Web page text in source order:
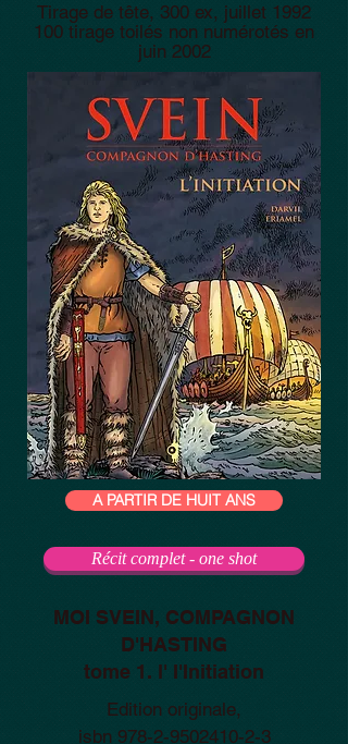
Tirage de tête, 300 ex, juillet 1992
100 tirage toilés non numérotés en
juin 2002
A PARTIR DE HUIT ANS
Récit complet - one shot
MOI SVEIN, COMPAGNON
D'HASTING
tome 1. l' I'Initiation
Edition originale,
isbn 978-2-9502410-2-3